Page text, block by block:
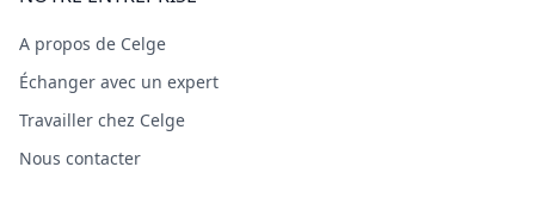
A propos de Celge
Échanger avec un expert
Travailler chez Celge
Nous contacter